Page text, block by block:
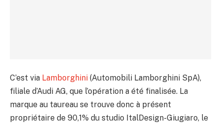
C’est via Lamborghini (Automobili Lamborghini SpA),
filiale d’Audi AG, que l’opération a été finalisée. La
marque au taureau se trouve donc à présent
propriétaire de 90,1% du studio ItalDesign-Giugiaro, le